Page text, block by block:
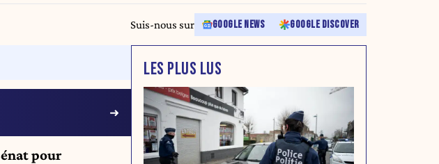
1,500 employees at three locations in Germany, where operations will cease by the
2025, Michelin has announced some 2,750 job cuts within Europe in the past year. Photo by
Suis-nous sur GOOGLE NEWS GOOGLE DISCOVER
pour
LES PLUS LUS